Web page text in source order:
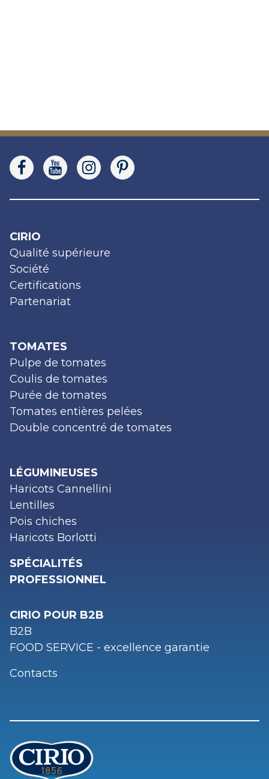
CIRIO
Qualité supérieure
Société
Certifications
Partenariat
TOMATES
Pulpe de tomates
Coulis de tomates
Purée de tomates
Tomates entières pelées
Double concentré de tomates
LÉGUMINEUSES
Haricots Cannellini
Lentilles
Pois chiches
Haricots Borlotti
SPÉCIALITÉS
PROFESSIONNEL
CIRIO POUR B2B
B2B
FOOD SERVICE - excellence garantie
Contacts